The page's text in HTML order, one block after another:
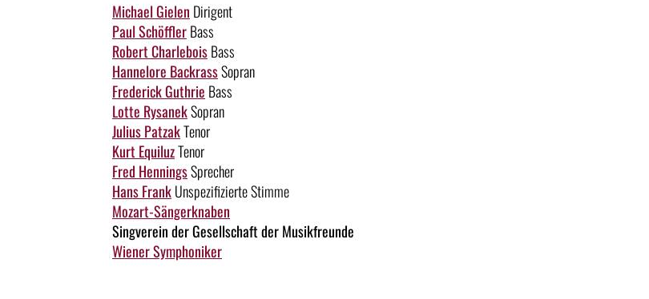
Michael Gielen Dirigent
Paul SchöfflerBass
Robert CharleboisBass
Hannelore BackrassSopran
Frederick Guthrie Bass
Lotte RysanekSopran
Julius PatzakTenor
Kurt EquiluzTenor
Fred HenningsSprecher
Hans FrankUnspezifizierte Stimme
Mozart-Sängerknaben
Singverein der Gesellschaft der Musikfreunde
Wiener Symphoniker